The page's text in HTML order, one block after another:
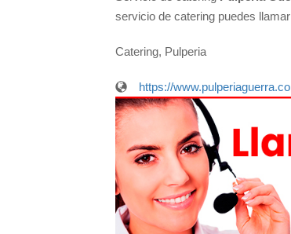
servicio de catering puedes
Catering, Pulperia
https://